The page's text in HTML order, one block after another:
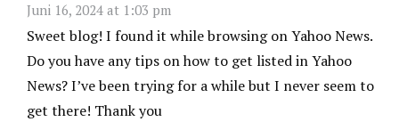
Juni 16, 2024 at 1:03 pm
Sweet blog! I found it while browsing on Yahoo News.
Do you have any tips on how to get listed in Yahoo
News? I’ve been trying for a while but I never seem to
get there! Thank you